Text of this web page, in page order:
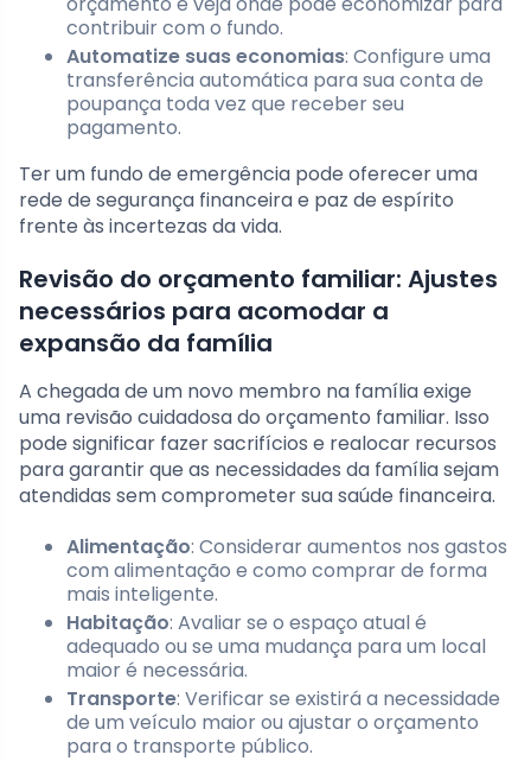
contribuir com o fundo.
Automatize suas economias: Configure uma
transferência automática para sua conta de
poupança toda vez que receber seu
pagamento.
Ter um fundo de emergência pode oferecer uma
rede de segurança financeira e paz de espírito
frente às incertezas da vida.
Revisão do orçamento familiar: Ajustes
necessários para acomodar a
expansão da família
A chegada de um novo membro na família exige
uma revisão cuidadosa do orçamento familiar. Isso
pode significar fazer sacrifícios e realocar recursos
para garantir que as necessidades da família sejam
atendidas sem comprometer sua saúde financeira.
Alimentação: Considerar aumentos nos gastos
com alimentação e como comprar de forma
mais inteligente.
Habitação: Avaliar se o espaço atual é
adequado ou se uma mudança para um local
maior é necessária.
Transporte: Verificar se existirá a necessidade
de um veículo maior ou ajustar o orçamento
para o transporte público.